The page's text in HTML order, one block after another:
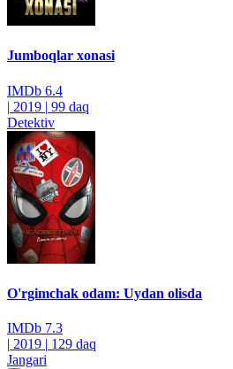
Jumboqlar xonasi
IMDb 6.4
| 2019 | 99 daq
Detektiv
O'rgimchak odam: Uydan olisda
IMDb 7.3
| 2019 | 129 daq
Jangari